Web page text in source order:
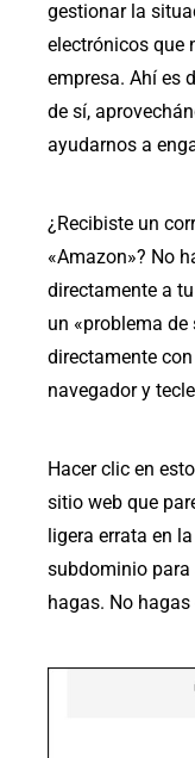
gestionar la
electrónicos que
empresa. Ahí es
de sí,
ayudarnos a
¿Recibiste un
«Amazon»? No
directamente a
un «problema
directamente
navegador y
Hacer clic en
sitio web que
ligera errata en
subdominio
hagas. No